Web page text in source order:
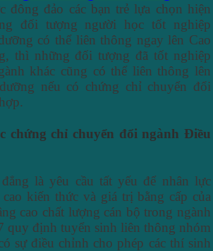
đông đảo các bạn trẻ lựa chọn hiện
đối tượng người học tốt nghiệp
có thể liên thông ngay lên Cao
thì những đối tượng đã tốt nghiệp
khác cũng có thể liên thông lên
nếu có chứng chỉ chuyển đổi
chứng chỉ chuyển đổi ngành Điều
là yêu cầu tất yếu để nhân lực
kiến thức và giá trị bằng cấp của
cao chất lượng cán bộ trong ngành
quy định tuyển sinh liên thông nhóm
sự điều chỉnh cho phép các thí sinh